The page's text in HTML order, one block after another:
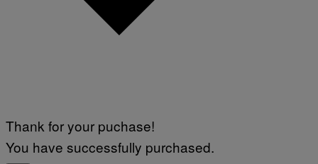
Thank for your puchase!
You have successfully purchased.